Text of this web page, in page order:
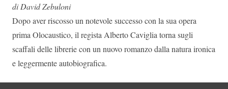
di David Zebuloni
Dopo aver riscosso un notevole successo con la sua opera
prima Olocaustico, il regista Alberto Caviglia torna sugli
scaffali delle librerie con un nuovo romanzo dalla natura ironica
e leggermente autobiografica.